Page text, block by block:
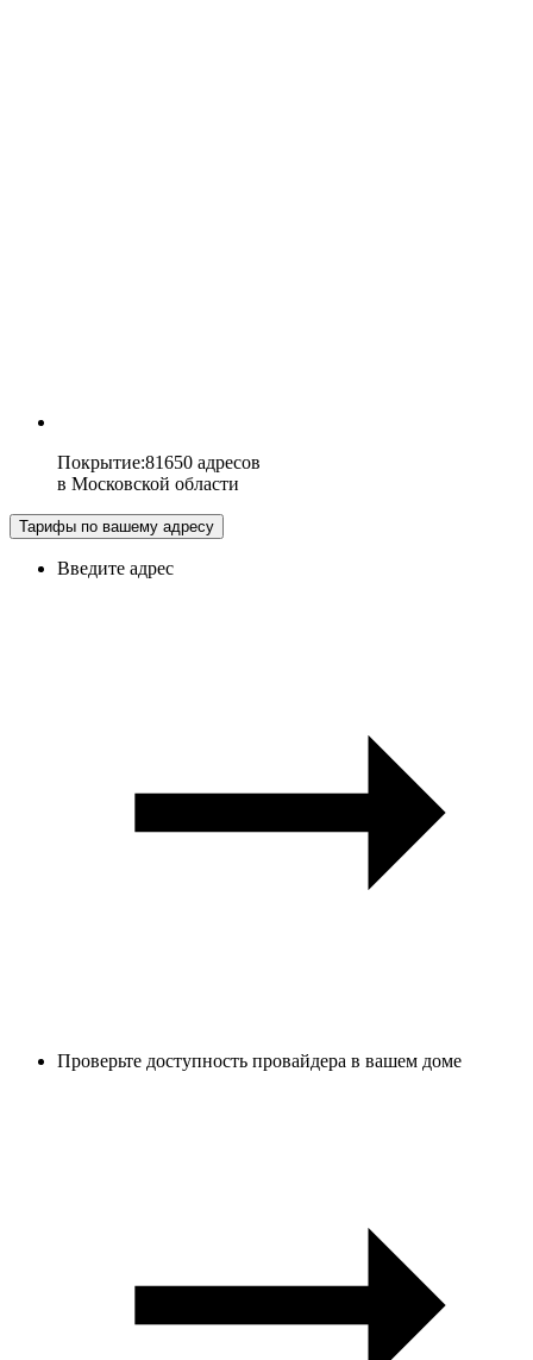
Покрытие:81650 адресов
в Московской области
Тарифы по вашему адресу
Введите адрес
Проверьте доступность провайдера в вашем доме